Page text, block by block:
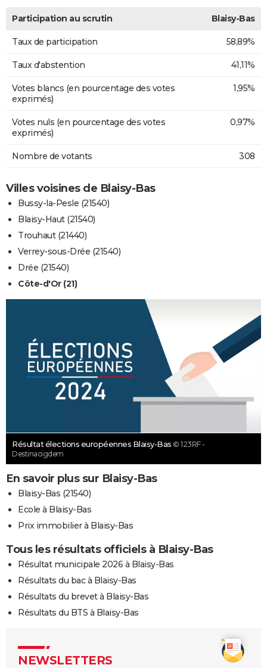
Participation au scrutin Blaisy-Bas
Taux de participation 58,89%
Taux d'abstention 41,11%
Votes blancs (en pourcentage des votes
exprimés)
1,95%
Votes nuls (en pourcentage des votes
exprimés)
0,97%
Nombre de votants 308
Villes voisines de Blaisy-Bas
Bussy-la-Pesle (21540)
Blaisy-Haut (21540)
Trouhaut (21440)
Verrey-sous-Drée (21540)
Drée (21540)
Côte-d'Or (21)
Résultat élections européennes Blaisy-Bas © 123RF -
Destinacigdem
En savoir plus sur Blaisy-Bas
Blaisy-Bas (21540)
Ecole à Blaisy-Bas
Prix immobilier à Blaisy-Bas
Tous les résultats officiels à Blaisy-Bas
Résultat municipale 2026 à Blaisy-Bas
Résultats du bac à Blaisy-Bas
Résultats du brevet à Blaisy-Bas
Résultats du BTS à Blaisy-Bas
NEWSLETTERS